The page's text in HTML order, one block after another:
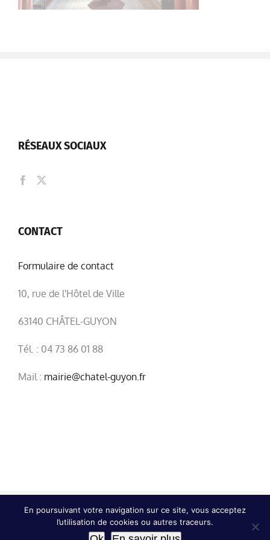
RÉSEAUX SOCIAUX
CONTACT
Formulaire de contact
10, rue de l'Hôtel de Ville
63140 CHÂTEL-GUYON
Tél. : 04 73 86 01 88
Mail : mairie@chatel-guyon.fr
© Copyright2026 | Ville de Châtel-Guyon |
Mentions
légales|Confidentialité
En poursuivant votre navigation sur ce site, vous acceptez
l’utilisation de cookies ou autres traceurs.